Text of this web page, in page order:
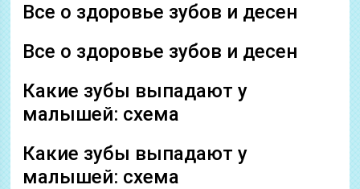
Все о здоровье зубов и десен
Все о здоровье зубов и десен
Какие зубы выпадают у
малышей: схема
Какие зубы выпадают у
малышей: схема